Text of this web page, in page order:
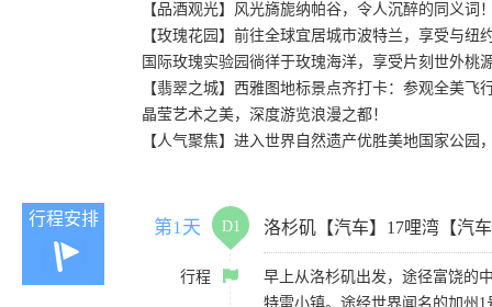
【品酒观光】风光旖旎纳帕谷，令人沉醉的同义词
【玫瑰花园】前往全球宜居城市波特兰，享受与
国际玫瑰实验园徜徉于玫瑰海洋，享受片刻世外桃
【翡翠之城】西雅图地标景点齐打卡：参观全美
晶莹艺术之美，深度游览浪漫之都！
【人气聚焦】进入世界自然遗产优胜美地国家公
行程安排 第1天 D1 洛杉矶【汽车】17哩湾【汽
行程
早上从洛杉矶出发，途径富饶的
特雷小镇。途经世界闻名的加州